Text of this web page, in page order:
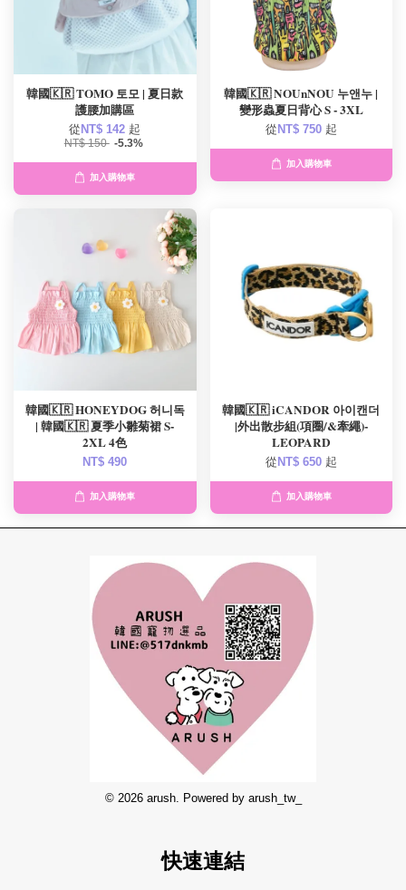
韓國🇰🇷 TOMO 토모 | 夏日款
護腰加購區
從NT$ 142 起
NT$ 150 -5.3%
加入購物車
韓國🇰🇷 NOUnNOU 누앤누 |
變形蟲夏日背心 S - 3XL
從NT$ 750 起
加入購物車
韓國🇰🇷 HONEYDOG 허니독
| 韓國🇰🇷 夏季小雛菊裙 S-
2XL 4色
NT$ 490
加入購物車
韓國🇰🇷 iCANDOR 아이캔더
|外出散步組(項圈/&牽繩)-
LEOPARD
從NT$ 650 起
加入購物車
© 2026 arush. Powered by arush_tw_
快速連結